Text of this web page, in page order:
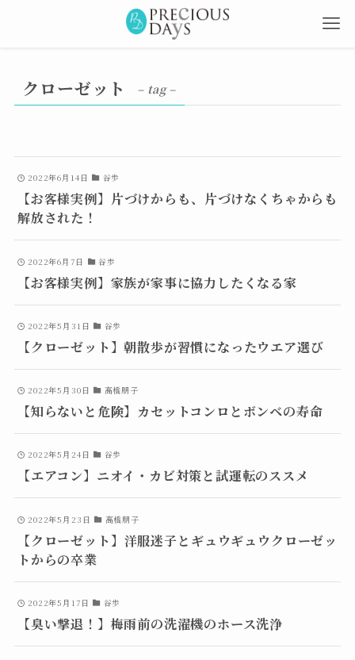
クローゼット – tag –
2022年6月14日 谷歩
【お客様実例】片づけからも、片づけなくちゃからも
解放された！
2022年6月7日 谷歩
【お客様実例】家族が家事に協力したくなる家
2022年5月31日 谷歩
【クローゼット】朝散歩が習慣になったウエア選び
2022年5月30日 高橋朋子
【知らないと危険】カセットコンロとボンベの寿命
2022年5月24日 谷歩
【エアコン】ニオイ・カビ対策と試運転のススメ
2022年5月23日 高橋朋子
【クローゼット】洋服迷子とギュウギュウクローゼッ
トからの卒業
2022年5月17日 谷歩
【臭い撃退！】梅雨前の洗濯機のホース洗浄